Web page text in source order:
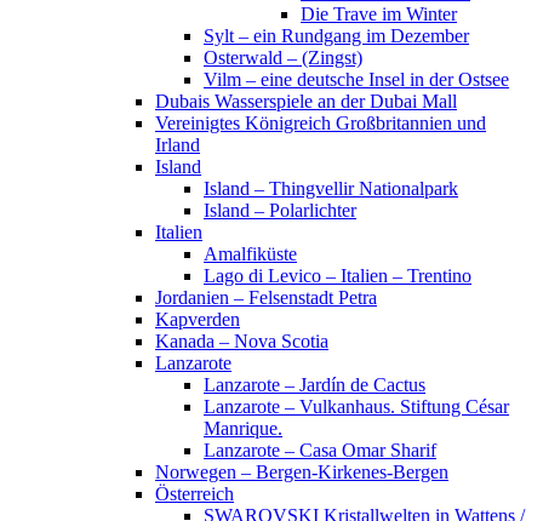
Die Trave im Winter
Sylt – ein Rundgang im Dezember
Osterwald – (Zingst)
Vilm – eine deutsche Insel in der Ostsee
Dubais Wasserspiele an der Dubai Mall
Vereinigtes Königreich Großbritannien und
Irland
Island
Island – Thingvellir Nationalpark
Island – Polarlichter
Italien
Amalfiküste
Lago di Levico – Italien – Trentino
Jordanien – Felsenstadt Petra
Kapverden
Kanada – Nova Scotia
Lanzarote
Lanzarote – Jardín de Cactus
Lanzarote – Vulkanhaus. Stiftung César
Manrique.
Lanzarote – Casa Omar Sharif
Norwegen – Bergen-Kirkenes-Bergen
Österreich
SWAROVSKI Kristallwelten in Wattens /